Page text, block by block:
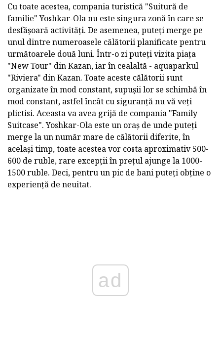
Cu toate acestea, compania turistică "Suitură de
familie" Yoshkar-Ola nu este singura zonă în care se
desfășoară activități. De asemenea, puteți merge pe
unul dintre numeroasele călătorii planificate pentru
următoarele două luni. Într-o zi puteți vizita piața
"New Tour" din Kazan, iar în cealaltă - aquaparkul
"Riviera" din Kazan. Toate aceste călătorii sunt
organizate în mod constant, supușii lor se schimbă în
mod constant, astfel încât cu siguranță nu vă veți
plictisi. Aceasta va avea grijă de compania "Family
Suitcase". Yoshkar-Ola este un oraș de unde puteți
merge la un număr mare de călătorii diferite, în
același timp, toate acestea vor costa aproximativ 500-
600 de ruble, rare excepții în prețul ajunge la 1000-
1500 ruble. Deci, pentru un pic de bani puteți obține o
experiență de neuitat.
ad